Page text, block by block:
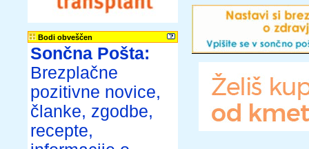
Bodi obveščen
Sončna Pošta:
Brezplačne
pozitivne novice,
članke, zgodbe,
recepte,